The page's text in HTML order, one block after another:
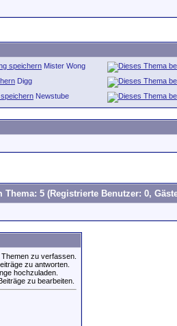
Mister Wong
Digg
Newstube
Thema: 5 (Registrierte Benutzer: 0,
Themen zu verfassen.
zu antworten.
hochzuladen.
zu bearbeiten.